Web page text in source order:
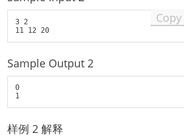
,
2
3 2
11 12 20
Copy
Sample Output 2
0
1
样例 2 解释